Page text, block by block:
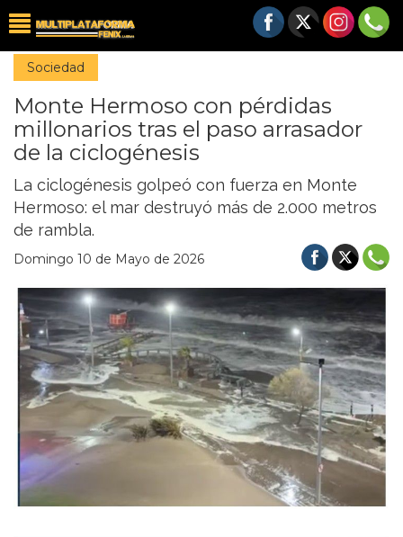
Sociedad
Monte Hermoso con pérdidas
millonarios tras el paso arrasador
de la ciclogénesis
La ciclogénesis golpeó con fuerza en Monte
Hermoso: el mar destruyó más de 2.000 metros
de rambla.
Domingo 10 de Mayo de 2026